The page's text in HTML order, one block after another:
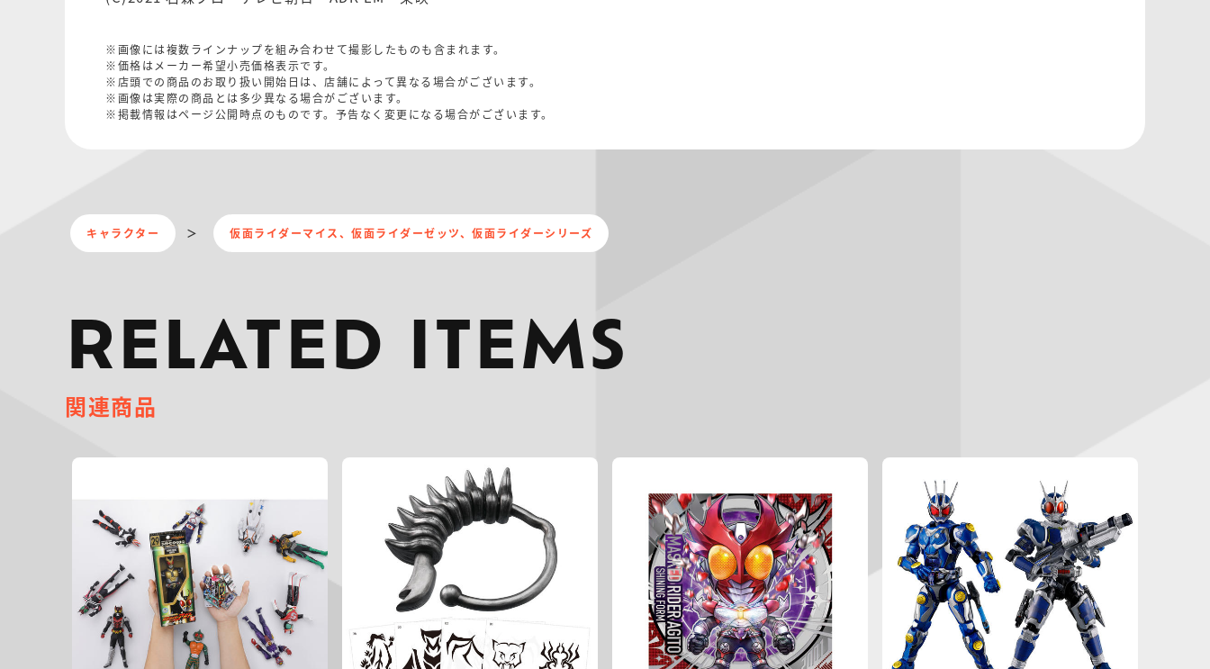
※画像には複数ラインナップを組み合わせて撮影したものも含まれます。
※価格はメーカー希望小売価格表示です。
※店頭での商品のお取り扱い開始日は、店舗によって異なる場合がございます。
※画像は実際の商品とは多少異なる場合がございます。
※掲載情報はページ公開時点のものです。予告なく変更になる場合がございます。
キャラクター 仮面ライダーマイス、仮面ライダーゼッツ、仮面ライダーシリーズ
RELATED ITEMS
関連商品